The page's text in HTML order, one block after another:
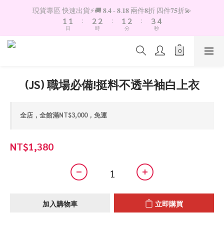
現貨專區 快速出貨⚡️🚚 𝟖.𝟒 - 𝟖.𝟏𝟖 兩件𝟖折 四件𝟕𝟓折💫
2
1
0
2
1
0
日
:
3
2
1
3
2
1
時
:
2
1
0
3
2
1
分
:
4
3
2
0
5
4
3
1
秒
(JS) 職場必備!挺料不透半袖白上衣
全店，全館滿NT$3,000，免運
NT$1,380
加入購物車 立即購買